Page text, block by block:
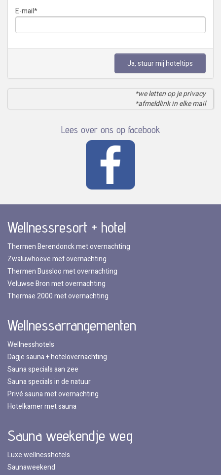
E-mail*
Ja, stuur mij hoteltips
*we letten op je privacy
*afmeldlink in elke mail
Lees over ons op facebook
Wellnessresort + hotel
Thermen Berendonck met overnachting
Zwaluwhoeve met overnachting
Thermen Bussloo met overnachting
Veluwse Bron met overnachting
Thermae 2000 met overnachting
Wellnessarrangementen
Wellnesshotels
Dagje sauna + hotelovernachting
Sauna specials aan zee
Sauna specials in de natuur
Privé sauna met overnachting
Hotelkamer met sauna
Sauna weekendje weg
Luxe wellnesshotels
Saunaweekend